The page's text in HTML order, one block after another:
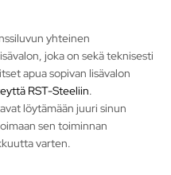
yhteinen
joka on sekä teknisesti
apua sopivan lisävalon
RST-Steeliin.
löytämään juuri sinun
sen toiminnan
varten.